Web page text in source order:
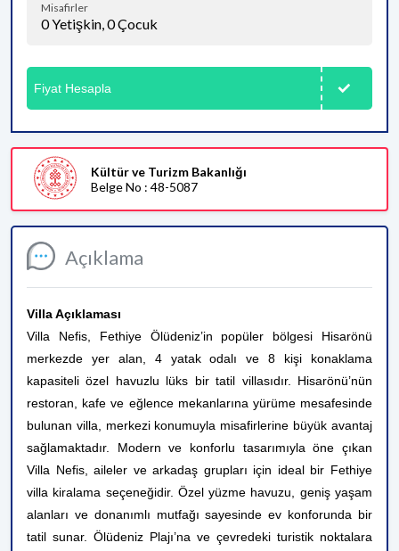
Açıklama
Villa Açıklaması
Villa Nefis, Fethiye Ölüdeniz’in popüler bölgesi Hisarönü
merkezde yer alan, 4 yatak odalı ve 8 kişi konaklama
kapasiteli özel havuzlu lüks bir tatil villasıdır. Hisarönü’nün
restoran, kafe ve eğlence mekanlarına yürüme mesafesinde
bulunan villa, merkezi konumuyla misafirlerine büyük avantaj
sağlamaktadır. Modern ve konforlu tasarımıyla öne çıkan
Villa Nefis, aileler ve arkadaş grupları için ideal bir Fethiye
villa kiralama seçeneğidir. Özel yüzme havuzu, geniş yaşam
alanları ve donanımlı mutfağı sayesinde ev konforunda bir
tatil sunar. Ölüdeniz Plajı’na ve çevredeki turistik noktalara
Misafirler
0Yetişkin,0Çocuk
Fiyat Hesapla
Kültür ve Turizm Bakanlığı
Belge No : 48-5087